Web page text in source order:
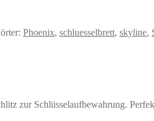
Phoenix, schluesselbrett, skyline,
zur Schlüsselaufbewahrung.